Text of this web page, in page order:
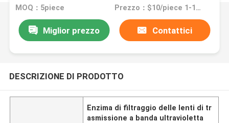
MOQ：5piece Prezzo：$10/piece 1-10pieces; $9/piece 11-50pieces; $8/piece >=51pieces
Miglior prezzo Contattici
DESCRIZIONE DI PRODOTTO
Enzima di filtraggio delle lenti di tr
asmissione a banda ultravioletta